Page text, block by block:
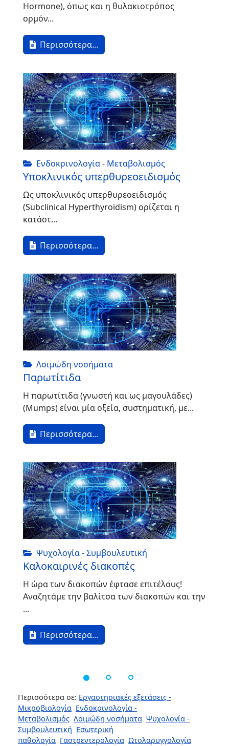
Hormone), όπως και η θυλακιοτρόπος
ορμόν...
Περισσότερα...
Ενδοκρινολογία - Μεταβολισμός
Υποκλινικός υπερθυρεοειδισμός
Ως υποκλινικός υπερθυρεοειδισμός
(Subclinical Hyperthyroidism) ορίζεται η
κατάστ...
Περισσότερα...
Λοιμώδη νοσήματα
Παρωτίτιδα
Η παρωτίτιδα (γνωστή και ως μαγουλάδες)
(Mumps) είναι μία οξεία, συστηματική, με...
Περισσότερα...
Ψυχολογία - Συμβουλευτική
Καλοκαιρινές διακοπές
Η ώρα των διακοπών έφτασε επιτέλους!
Αναζητάμε την βαλίτσα των διακοπών και την
...
Περισσότερα...
Περισσότερα σε: Εργαστηριακές εξετάσεις -
Μικροβιολογία Ενδοκρινολογία -
Μεταβολισμός Λοιμώδη νοσήματα Ψυχολογία -
Συμβουλευτική Εσωτερική
παθολογία Γαστρεντερολογία Ωτολαρυγγολογία